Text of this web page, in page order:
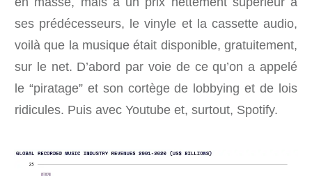
ses prédécesseurs, le vinyle et la cassette audio,
voilà que la musique était disponible, gratuitement,
sur le net. D’abord par voie de ce qu’on a appelé
le “piratage” et son cortège de lobbying et de lois
ridicules. Puis avec Youtube et, surtout, Spotify.